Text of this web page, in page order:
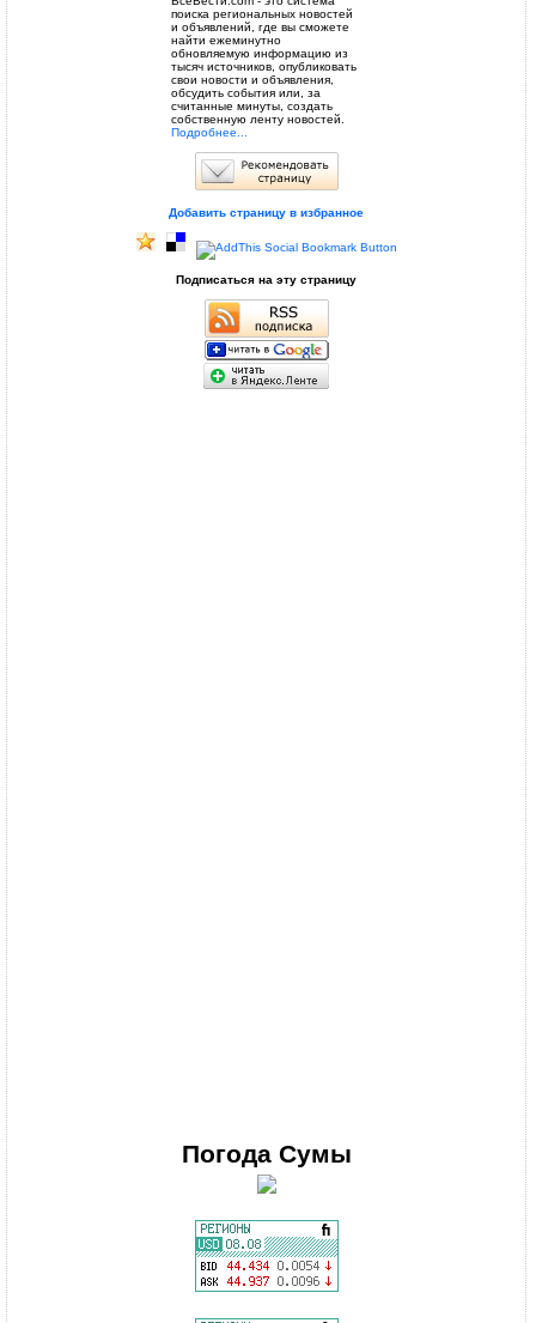
поиска региональных новостей
и объявлений, где вы сможете
найти ежеминутно
обновляемую информацию из
тысяч источников, опубликовать
свои новости и объявления,
обсудить события или, за
считанные минуты, создать
собственную ленту новостей.
Подробнее...
Добавить страницу в избранное
Подписаться на эту страницу
Погода Сумы